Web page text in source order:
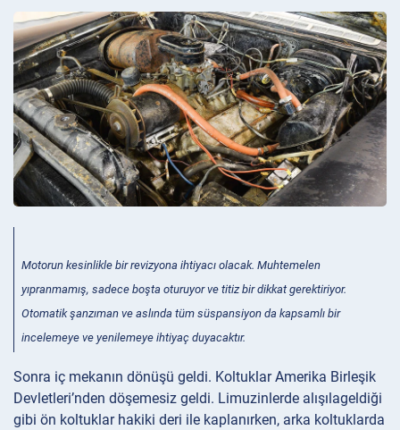
Motorun kesinlikle bir revizyona ihtiyacı olacak. Muhtemelen
yıpranmamış, sadece boşta oturuyor ve titiz bir dikkat gerektiriyor.
Otomatik şanzıman ve aslında tüm süspansiyon da kapsamlı bir
incelemeye ve yenilemeye ihtiyaç duyacaktır.
Sonra iç mekanın dönüşü geldi. Koltuklar Amerika Birleşik
Devletleri’nden döşemesiz geldi. Limuzinlerde alışılageldiği
gibi ön koltuklar hakiki deri ile kaplanırken, arka koltuklarda